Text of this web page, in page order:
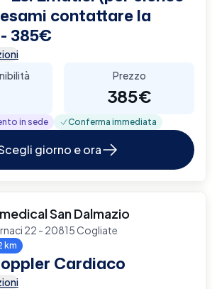
contattare la
385€
Prezzo
385€
in sede Conferma immediata
giorno e ora
San Dalmazio
22 - 20815 Cogliate
km
Cardiaco